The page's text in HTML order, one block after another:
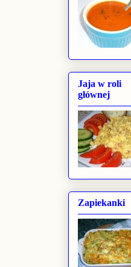
Jaja w roli
głównej
Zapiekanki